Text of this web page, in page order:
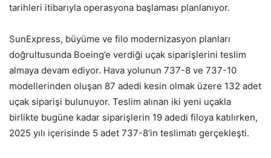
tarihleri itibarıyla operasyona başlaması planlanıyor.
SunExpress, büyüme ve filo modernizasyon planları
doğrultusunda Boeing’e verdiği uçak siparişlerini teslim
almaya devam ediyor. Hava yolunun 737-8 ve 737-10
modellerinden oluşan 87 adedi kesin olmak üzere 132 adet
uçak siparişi bulunuyor. Teslim alınan iki yeni uçakla
birlikte bugüne kadar siparişlerin 19 adedi filoya katılırken,
2025 yılı içerisinde 5 adet 737-8’in teslimatı gerçekleşti.